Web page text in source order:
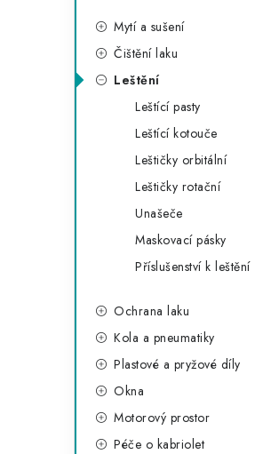
n
i
Mytí a sušení
Čištění laku
Leštění
Leštící pasty
Leštící kotouče
Leštičky orbitální
Leštičky rotační
Unašeče
Maskovací pásky
Příslušenství k leštění
Ochrana laku
Kola a pneumatiky
Plastové a pryžové díly
Okna
Motorový prostor
Péče o kabriolet